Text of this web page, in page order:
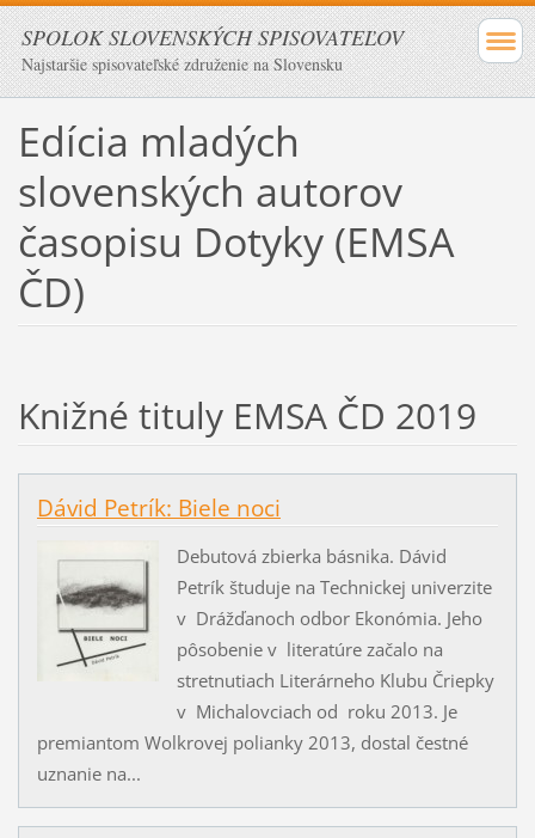
SPOLOK SLOVENSKÝCH SPISOVATEĽOV
Najstaršie spisovateľské združenie na Slovensku
Edícia mladých
slovenských autorov
časopisu Dotyky (EMSA
ČD)
Knižné tituly EMSA ČD 2019
Dávid Petrík: Biele noci
Debutová zbierka básnika. Dávid
Petrík študuje na Technickej univerzite
v Drážďanoch odbor Ekonómia. Jeho
pôsobenie v literatúre začalo na
stretnutiach Literárneho Klubu Čriepky
v Michalovciach od roku 2013. Je
premiantom Wolkrovej polianky 2013, dostal čestné
uznanie na...